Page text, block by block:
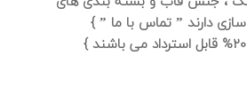
دارند ”تماس با ما ” }